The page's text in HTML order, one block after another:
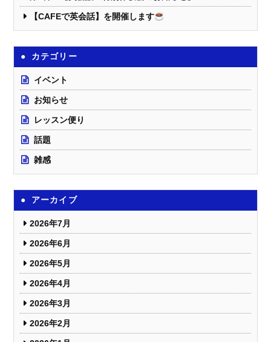
【CAFEで英会話】を開催します
カテゴリー
イベント
お知らせ
レッスン便り
話題
雑感
アーカイブ
2026年7月
2026年6月
2026年5月
2026年4月
2026年3月
2026年2月